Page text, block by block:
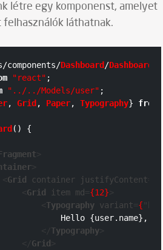
létre egy komponenst, amelyet
láthatnak.
Dashboard /Dashboard
"react"
"../../Models/user"
, Grid , Paper, Typography} from
( ) {
Grid container justifyContent
Grid item md {12}
Typography variant {
Hello {user.name},
Typography
Grid